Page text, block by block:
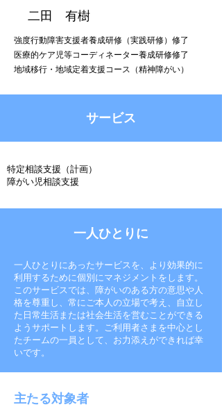
二田 有樹
強度行動障害支援者養成研修（実践研修）修了
医療的ケア児等コーディネーター養成研修修了
地域移行・地域定着支援コース（精神障がい）
サービス
特定相談支援（計画）
障がい児相談支援
一人ひとりに
一人ひとりにあったサービスを、より効果的に
利用するために個別にマネジメントをします。
このサービスでは、障がいのある方の意思や人
格を尊重し、常にご本人の立場で考え、自立し
た日常生活または社会生活を営むことができる
ようサポートします。ご利用者さまを中心とし
たチームの一員として、お力添えができれば幸
いです。
主たる対象者